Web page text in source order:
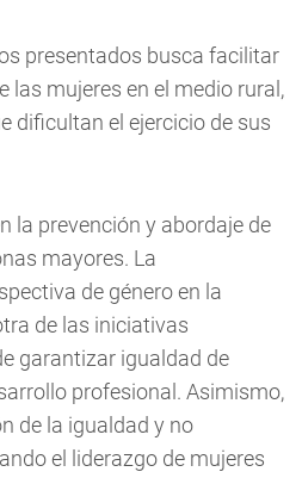
presentados busca facilitar
las mujeres en el medio rural,
dificultan el ejercicio de sus
la prevención y abordaje de
mayores. La
de género en la
de las iniciativas
garantizar igualdad de
profesional. Asimismo,
de la igualdad y no
el liderazgo de mujeres